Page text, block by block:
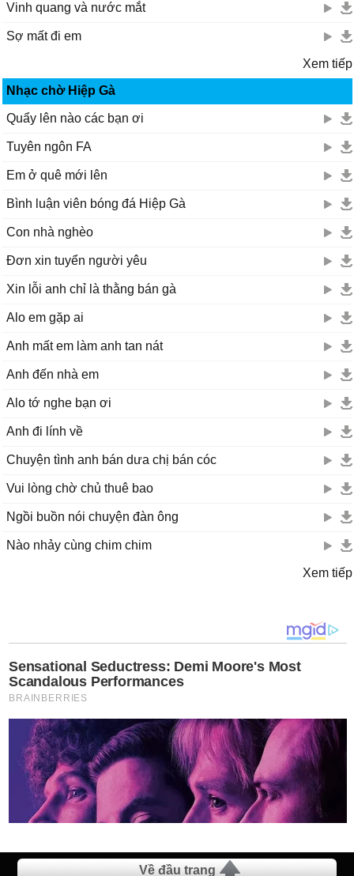
Vinh quang và nước mắt
Sợ mất đi em
Xem tiếp
Nhạc chờ Hiệp Gà
Quẩy lên nào các bạn ơi
Tuyên ngôn FA
Em ở quê mới lên
Bình luận viên bóng đá Hiệp Gà
Con nhà nghèo
Đơn xin tuyển người yêu
Xin lỗi anh chỉ là thằng bán gà
Alo em gặp ai
Anh mất em làm anh tan nát
Anh đến nhà em
Alo tớ nghe bạn ơi
Anh đi lính về
Chuyện tình anh bán dưa chị bán cóc
Vui lòng chờ chủ thuê bao
Ngồi buồn nói chuyện đàn ông
Nào nhảy cùng chim chim
Xem tiếp
Về đầu trang